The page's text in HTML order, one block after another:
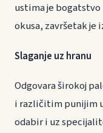
ustima je
okusa, završetak je
Slaganje uz
Odgovara širokoj
i različitim punijim
odabir i uz